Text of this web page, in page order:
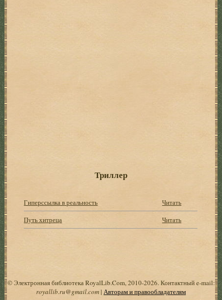
Триллер
Гиперссылка в реальность
Читать
Путь хитреца
Читать
© Электронная библиотека RoyalLib.Com, 2010-2026. Контактный e-mail:
royallib.ru@gmail.com| Авторам и правообладателям